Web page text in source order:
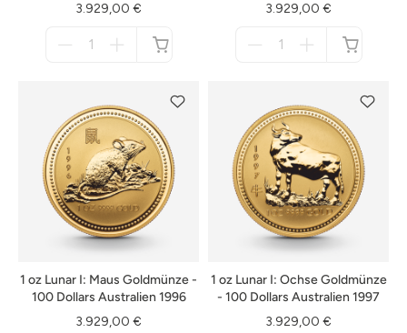
3.929,00 €
3.929,00 €
1 oz Lunar I: Maus Goldmünze -
100 Dollars Australien 1996
3.929,00 €
1 oz Lunar I: Ochse Goldmünze
- 100 Dollars Australien 1997
3.929,00 €